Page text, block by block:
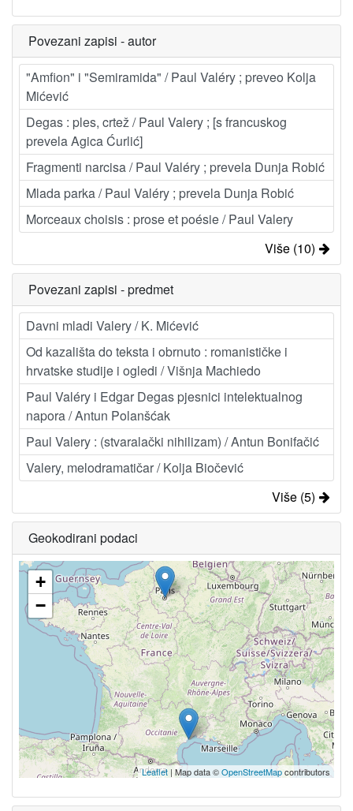
Povezani zapisi - autor
"Amfion" i "Semiramida" / Paul Valéry ; preveo Kolja
Mićević
Degas : ples, crtež / Paul Valery ; [s francuskog
prevela Agica Ćurlić]
Fragmenti narcisa / Paul Valéry ; prevela Dunja Robić
Mlada parka / Paul Valéry ; prevela Dunja Robić
Morceaux choisis : prose et poésie / Paul Valery
Više (10)
Povezani zapisi - predmet
Davni mladi Valery / K. Mićević
Od kazališta do teksta i obrnuto : romanističke i
hrvatske studije i ogledi / Višnja Machiedo
Paul Valéry i Edgar Degas pjesnici intelektualnog
napora / Antun Polanšćak
Paul Valery : (stvaralački nihilizam) / Antun Bonifačić
Valery, melodramatičar / Kolja Biočević
Više (5)
Geokodirani podaci
+
−
Leaflet | Map data ©OpenStreetMapcontributors